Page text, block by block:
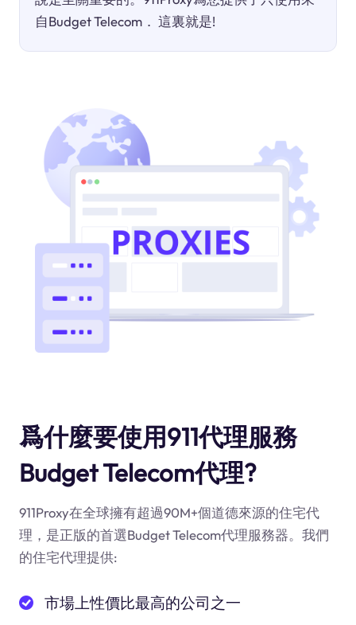
自Budget Telecom． 這裏就是!
爲什麼要使用911代理服務
Budget Telecom代理?
911Proxy在全球擁有超過90M+個道德來源的住宅代
理，是正版的首選Budget Telecom代理服務器。我們
的住宅代理提供:
市場上性價比最高的公司之一